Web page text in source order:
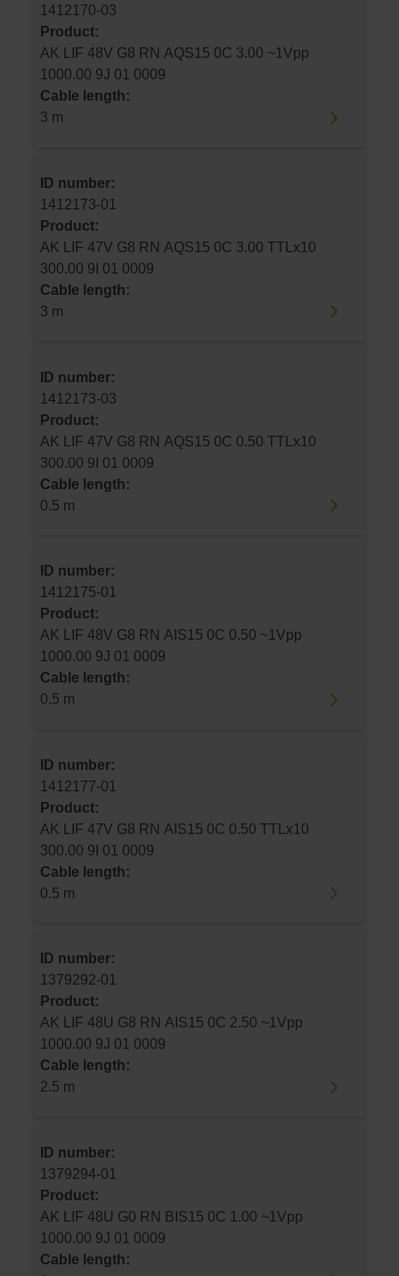
1412170-03
Product:
AK LIF 48V G8 RN AQS15 0C 3.00 ~1Vpp
1000.00 9J 01 0009
Cable length:
3 m
ID number:
1412173-01
Product:
AK LIF 47V G8 RN AQS15 0C 3.00 TTLx10
300.00 9I 01 0009
Cable length:
3 m
ID number:
1412173-03
Product:
AK LIF 47V G8 RN AQS15 0C 0.50 TTLx10
300.00 9I 01 0009
Cable length:
0.5 m
ID number:
1412175-01
Product:
AK LIF 48V G8 RN AIS15 0C 0.50 ~1Vpp
1000.00 9J 01 0009
Cable length:
0.5 m
ID number:
1412177-01
Product:
AK LIF 47V G8 RN AIS15 0C 0.50 TTLx10
300.00 9I 01 0009
Cable length:
0.5 m
ID number:
1379292-01
Product:
AK LIF 48U G8 RN AIS15 0C 2.50 ~1Vpp
1000.00 9J 01 0009
Cable length:
2.5 m
ID number:
1379294-01
Product:
AK LIF 48U G0 RN BIS15 0C 1.00 ~1Vpp
1000.00 9J 01 0009
Cable length: